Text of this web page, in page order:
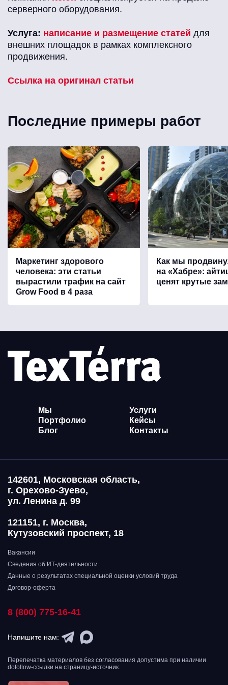
серверного оборудования.
Услуга: написание и размещение статей для
внешних площадок в рамках комплексного
продвижения.
Ссылка на оригинал статьи
Последние примеры работ
Маркетинг здорового
человека: эти статьи
вырастили трафик на сайт
Grow Food в 4 раза
Как мы
на «Хабре»:
ценят крутые
Мы
Услуги
Портфолио
Кейсы
Блог
Контакты
142601, Московская область,
г. Орехово-Зуево,
ул. Ленина д. 99
121151, г. Москва,
Кутузовский проспект, 18
Вакансии
Сведения об ИТ-деятельности
Данные о результатах специальной оценки условий труда
Договор-оферта
8 (800) 775-16-41
Напишите нам:
Перепечатка материалов без согласования допустима при наличии
dofollow-ссылки на страницу-источник.